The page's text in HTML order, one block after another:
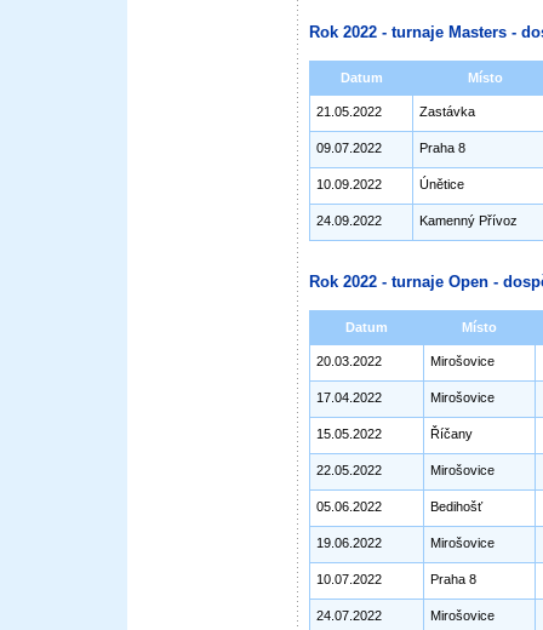
Rok 2022 - turnaje Masters -
Datum Místo
21.05.2022 Zastávka
09.07.2022 Praha 8
10.09.2022 Únětice
24.09.2022 Kamenný Přívoz
Rok 2022 - turnaje Open -
Datum Místo
20.03.2022 Mirošovice
17.04.2022 Mirošovice
15.05.2022 Říčany
22.05.2022 Mirošovice
05.06.2022 Bedihošť
19.06.2022 Mirošovice
10.07.2022 Praha 8
24.07.2022 Mirošovice